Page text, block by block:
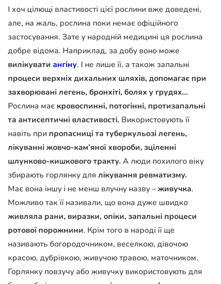
І хоч цілющі властивості цієї рослини вже доведені,
але, на жаль, рослина поки немає офіційного
застосування. Зате у народній медицині ця рослина
добре відома. Наприклад, за добу воно може
вилікувати ангіну. І не лише її, а також запальні
процеси верхніх дихальних шляхів, допомагає при
захворювані легень, бронхіті, болях у грудях…
Рослина має кровоспинні, потогінні, протизапальні
та антисептичні властивості. Використовують її
навіть при пропасниці та туберкульозі легень,
лікуванні жовчо-кам’яної хвороби, зціленні
шлунково-кишкового тракту. А люди похилого віку
збирають горлянку для лікування ревматизму.
Має вона іншу і не менш влучну назву –живучка.
Можливо так її називали, що вона дуже швидко
живляла рани, виразки, опіки, запальні процеси
ротової порожнини. Крім того в народі її ще
називають богородочником, веселкою, дівочою
красою, дубрівкою, живучою травою, маточником.
Горлянку повзучу або живучку використовують для